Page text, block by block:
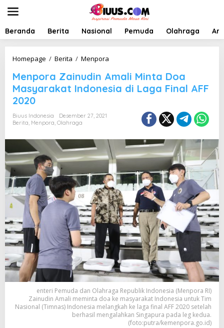
t
Beranda Berita Nasional Pemuda Olahraga
Homepage / Berita / Menpora
n
p
o
i
n
u
d
i
n
A
m
a
l
M
i
n
t
a
D
o
a
M
a
Menpora Zainudin Amali Minta Doa
Masyarakat Indonesia di Laga Final AFF
2020
Biuus Indonesia
Desember 27, 2021
Berita, Menpora, Olahraga
enteri Pemuda dan Olahraga Republik Indonesia (Menpora RI)
Zainudin Amali meminta doa ke masyarakat Indonesia untuk Tim
Nasional (Timnas) Indonesia melangkah ke laga final AFF 2020 setelah
berhasil mengalahkan Singapura pada leg kedua.
(foto:putra/kemenpora.go.id)